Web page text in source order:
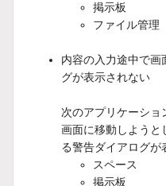
掲示板
ファイル管理
内容の入力途中で画
グが表示されない
次のアプリケーショ
画面に移動しようと
る警告ダイアログが
スペース
掲示板